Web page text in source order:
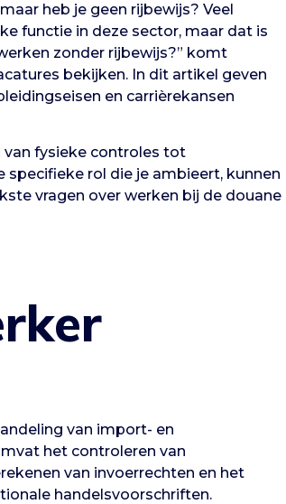
heb je geen rijbewijs? Veel
functie in deze sector, maar dat is
zonder rijbewijs?” komt
bekijken. In dit artikel geven
en carrièrekansen
van fysieke controles tot
rol die je ambieert, kunnen
vragen over werken bij de douane
van import- en
het controleren van
van invoerrechten en het
handelsvoorschriften.